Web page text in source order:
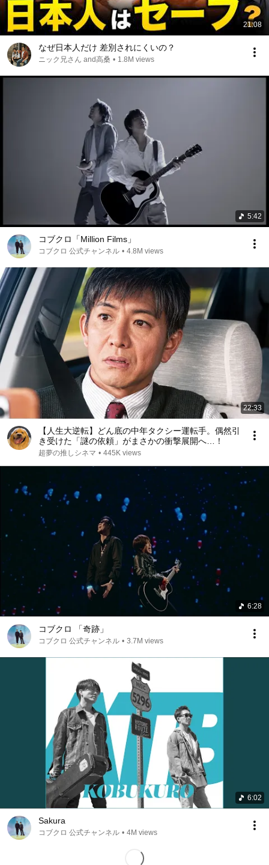
21:08
なぜ日本人だけ 差別されにくいの？
ニック兄さん and高桑 • 1.8M views
5:42
コブクロ「Million Films」
コブクロ 公式チャンネル • 4.8M views
22:33
【人生大逆転】どん底の中年タクシー運転手。偶然引
き受けた「謎の依頼」がまさかの衝撃展開へ…！
超夢の推しシネマ • 445K views
6:28
コブクロ 「奇跡」
コブクロ 公式チャンネル • 3.7M views
6:02
Sakura
コブクロ 公式チャンネル • 4M views